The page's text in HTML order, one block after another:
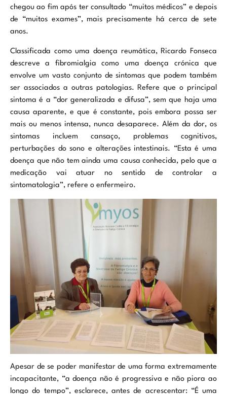
chegou ao fim após ter consultado “muitos médicos” e depois
de “muitos exames”, mais precisamente há cerca de sete
anos.
Classificada como uma doença reumática, Ricardo Fonseca
descreve a fibromialgia como uma doença crónica que
envolve um vasto conjunto de sintomas que podem também
ser associados a outras patologias. Refere que o principal
sintoma é a “dor generalizada e difusa”, sem que haja uma
causa aparente, e que é constante, pois embora possa ser
mais ou menos intensa, nunca desaparece. Além da dor, os
sintomas incluem cansaço, problemas cognitivos,
perturbações do sono e alterações intestinais. “Esta é uma
doença que não tem ainda uma causa conhecida, pelo que a
medicação vai atuar no sentido de controlar a
sintomatologia”, refere o enfermeiro.
Apesar de se poder manifestar de uma forma extremamente
incapacitante, “a doença não é progressiva e não piora ao
longo do tempo”, esclarece, antes de acrescentar: “É uma